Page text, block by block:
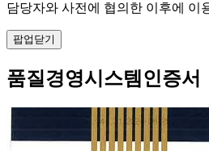
담당자와 사전에 협의한 이후에 이
팝업닫기
품질경영시스템인증서